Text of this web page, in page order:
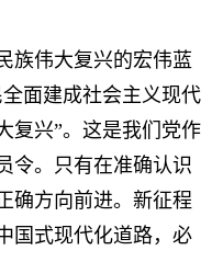
伟大复兴的宏伟蓝
面建成社会主义现代
复兴”。这是我们党作
令。只有在准确认识
确方向前进。新征程
国式现代化道路，必